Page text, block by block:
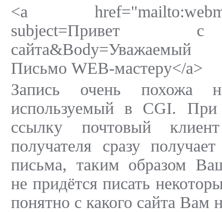
<a
subject=Привет
Письмо WEB-мастеру</a>
Запись очень похожа
используемый в CGI.
ссылку почтовый
получателя сразу
письма, таким образом
не придётся писать
понятно с какого сайта Вам